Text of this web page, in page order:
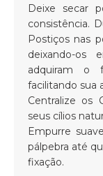
Deixe secar
consistência.
Postiços nas
deixando-os
adquiram o
facilitando sua
Centralize os
seus cílios
Empurre
pálpebra até
fixação.